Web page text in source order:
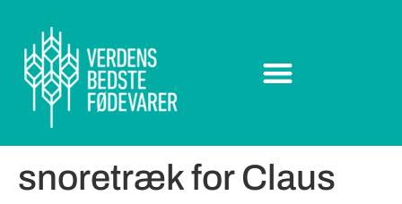
snoretræk for Claus